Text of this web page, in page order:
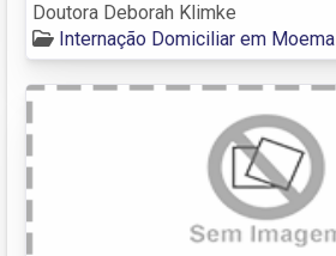
Doutora Deborah Klimke
Internação Domiciliar em Moema